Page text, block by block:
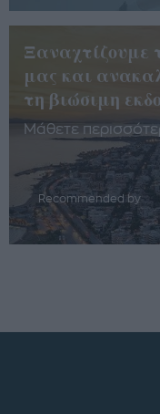
Ξαναχτίζουμε
μας και
τη βιώσιμη
Μάθετε
Recommended by